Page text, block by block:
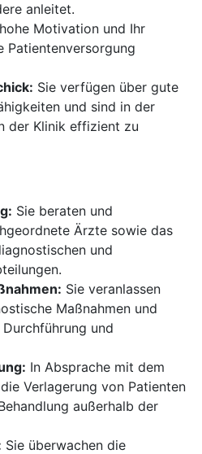
anleitet.
Motivation und Ihr
Patientenversorgung
Sie verfügen über gute
und sind in der
der Klinik effizient zu
Sie beraten und
Ärzte sowie das
und
Sie veranlassen
Maßnahmen und
und
In Absprache mit dem
Verlagerung von Patienten
außerhalb der
Sie überwachen die